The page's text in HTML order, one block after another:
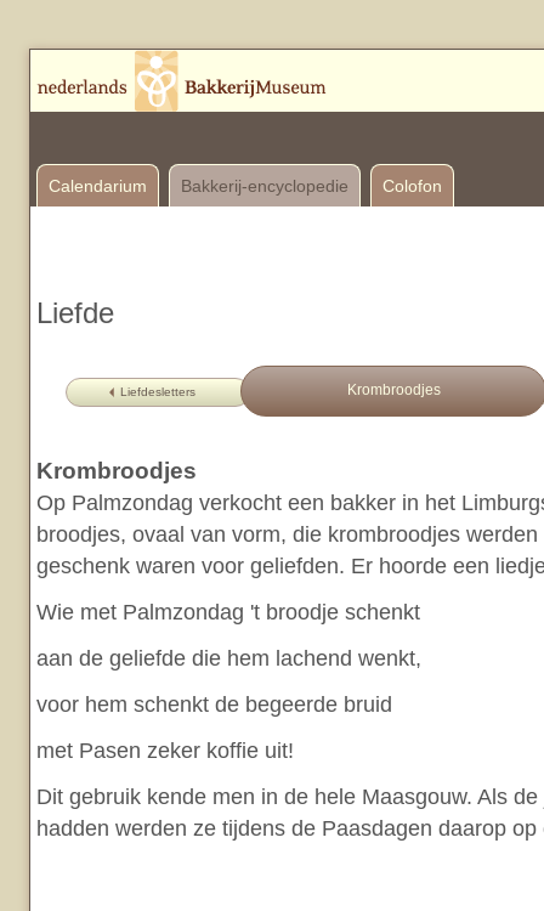
Calendarium Bakkerij-encyclopedie Colofon
Liefde
Liefdesletters Krombroodjes
Krombroodjes
Op Palmzondag verkocht een bakker in het
broodjes, ovaal van vorm, die krombroodjes
geschenk waren voor geliefden. Er hoorde een
Wie met Palmzondag 't broodje schenkt
aan de geliefde die hem lachend wenkt,
voor hem schenkt de begeerde bruid
met Pasen zeker koffie uit!
Dit gebruik kende men in de hele Maasgouw. Als
hadden werden ze tijdens de Paasdagen daarop